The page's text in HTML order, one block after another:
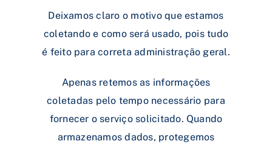
Deixamos claro o motivo que estamos
coletando e como será usado, pois tudo
é feito para correta administração geral.
Apenas retemos as informações
coletadas pelo tempo necessário para
fornecer o serviço solicitado. Quando
armazenamos dados, protegemos